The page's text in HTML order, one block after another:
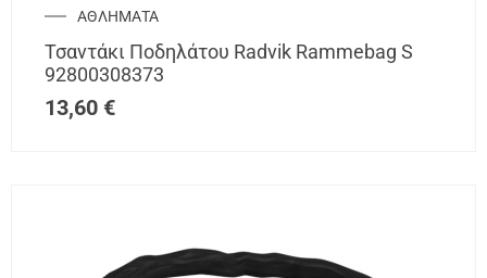
ΑΘΛΗΜΑΤΑ
Τσαντάκι Ποδηλάτου Radvik Rammebag S
92800308373
13,60 €